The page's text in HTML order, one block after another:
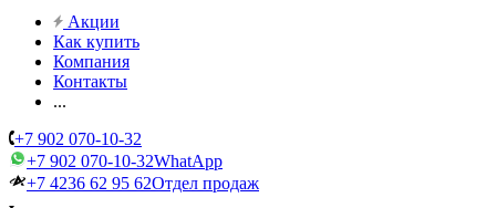
Акции
Как купить
Компания
Контакты
...
+7 902 070-10-32
+7 902 070-10-32WhatApp
+7 4236 62 95 62Отдел продаж